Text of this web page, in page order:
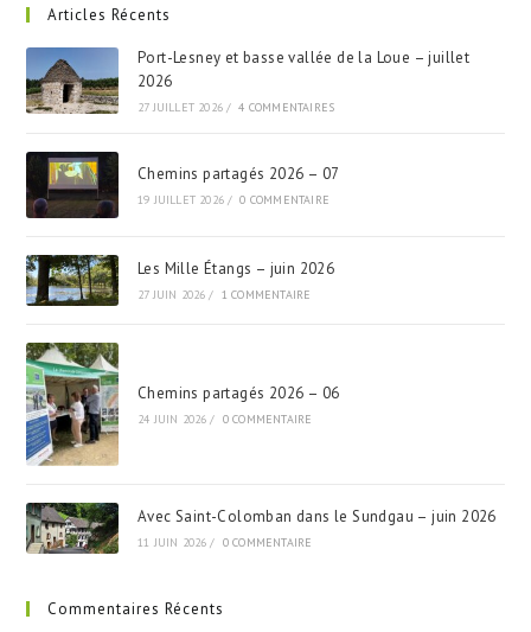
Articles Récents
Port-Lesney et basse vallée de la Loue – juillet
2026
27 JUILLET 2026 / 4 COMMENTAIRES
Chemins partagés 2026 – 07
19 JUILLET 2026 / 0 COMMENTAIRE
Les Mille Étangs – juin 2026
27 JUIN 2026 / 1 COMMENTAIRE
Chemins partagés 2026 – 06
24 JUIN 2026 / 0 COMMENTAIRE
Avec Saint-Colomban dans le Sundgau – juin 2026
11 JUIN 2026 / 0 COMMENTAIRE
Commentaires Récents